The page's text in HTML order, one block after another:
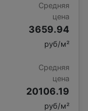
Средняя
цена
3659.94
руб/м²
Средняя
цена
20106.19
руб/м²